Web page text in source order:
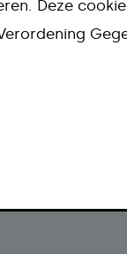
Deze